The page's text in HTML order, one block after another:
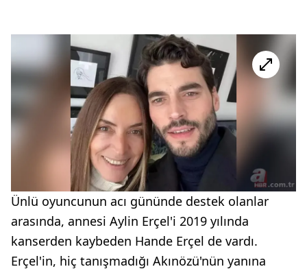
Ünlü oyuncunun acı gününde destek olanlar
arasında, annesi Aylin Erçel'i 2019 yılında
kanserden kaybeden Hande Erçel de vardı.
Erçel'in, hiç tanışmadığı Akınözü'nün yanına